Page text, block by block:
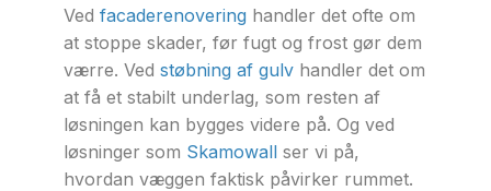
Ved facaderenovering handler det ofte om
at stoppe skader, før fugt og frost gør dem
værre. Ved støbning af gulv handler det om
at få et stabilt underlag, som resten af
løsningen kan bygges videre på. Og ved
løsninger som Skamowall ser vi på,
hvordan væggen faktisk påvirker rummet.